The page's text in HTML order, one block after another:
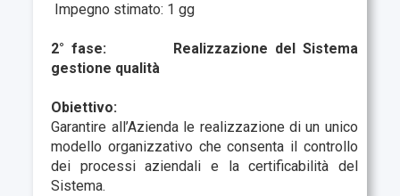
Impegno stimato: 1 gg
2° fase: Realizzazione del Sistema
gestione qualità
Obiettivo:
Garantire all’Azienda le realizzazione di un unico
modello organizzativo che consenta il controllo
dei processi aziendali e la certificabilità del
Sistema.